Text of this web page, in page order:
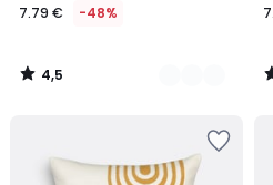
7.79 € -48%
4,5
/
/